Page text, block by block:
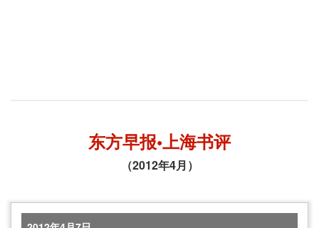
东方早报•上海书评
（2012年4月）